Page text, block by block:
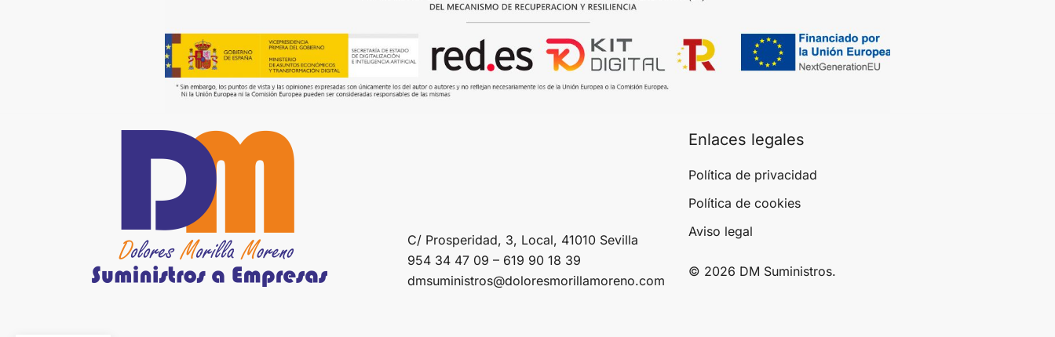
C/ Prosperidad, 3, Local, 41010 Sevilla
954 34 47 09 – 619 90 18 39
dmsuministros@doloresmorillamoreno.com
Enlaces legales
Política de privacidad
Política de cookies
Aviso legal
© 2026 DM Suministros.